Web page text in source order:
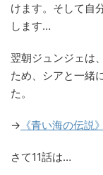
けます。そして自
します…
翌朝ジュンジェは
ため、シアと一緒
た。
→ 《青い海の伝説
さて11話は…